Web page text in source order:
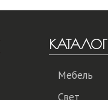
КАТАЛОГ
Мебель
Свет